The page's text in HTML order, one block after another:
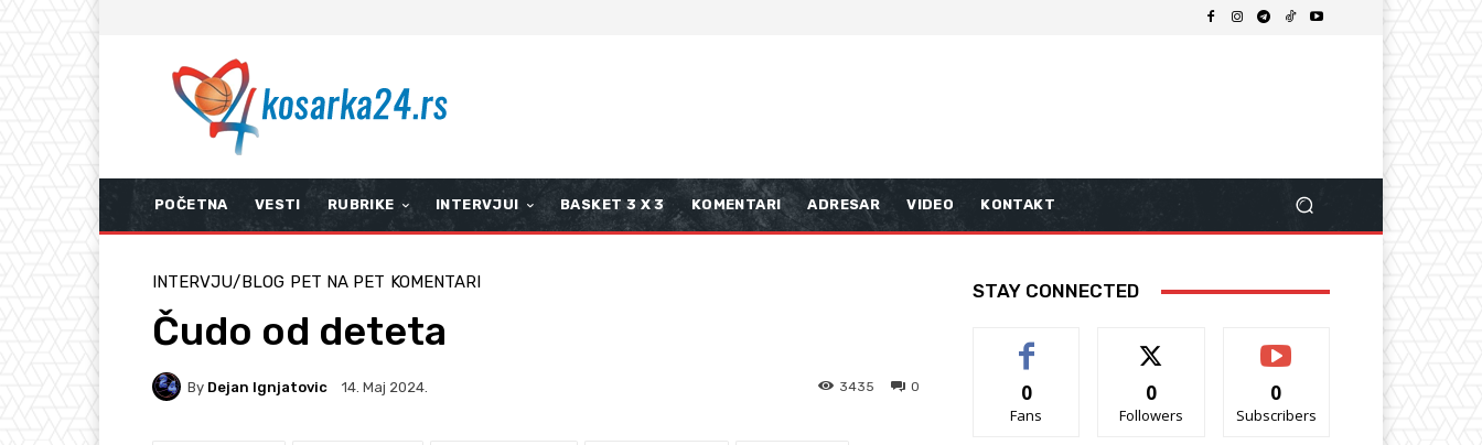
POČETNA VESTI RUBRIKE INTERVJUI BASKET 3 X 3 KOMENTARI ADRESAR VIDEO KONTAKT
INTERVJU/BLOG PET NA PET KOMENTARI
Čudo od deteta
By Dejan Ignjatovic 14. Мај 2024. 0
3435
STAY CONNECTED
0
Fans
0
Followers
0
Subscribers